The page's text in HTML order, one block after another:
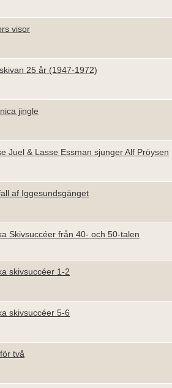
visor
25 år (1947-1972)
jingle
Juel & Lasse Essman sjunger Alf Pröysen
af Iggesundsgänget
Skivsuccéer från 40- och 50-talen
skivsuccéer 1-2
skivsuccéer 5-6
två